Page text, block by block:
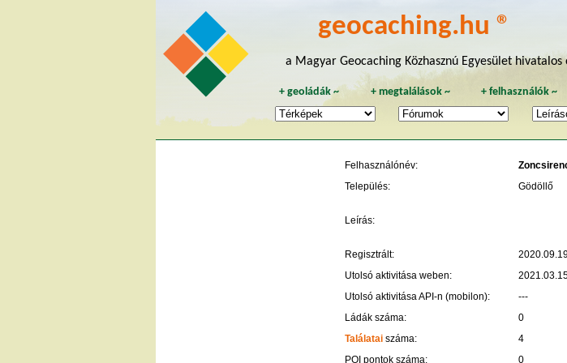
geocaching.hu ®
a Magyar Geocaching Közhasznú Egyesület hivatalos
+geoládák~ + megtalálások~ +felhasználók ~
Felhasználónév:
Település:
Gödöllő
Leírás:
Regisztrált:
Utolsó aktivitása weben:
Utolsó aktivitása API-n (mobilon):
---
Ládák száma:
0
Találatai száma:
4
POI pontok száma:
0